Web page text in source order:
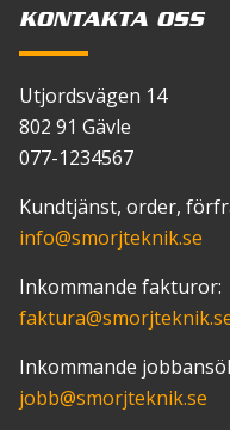
KONTAKTA OSS
Utjordsvägen 14
802 91 Gävle
077-1234567
Kundtjänst, order,
info@smorjteknik.se
Inkommande fakturor:
faktura
Inkommande
jobb@smorjteknik.se